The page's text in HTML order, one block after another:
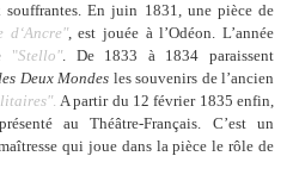
souffrantes. En juin 1831, une pièce de
d‘Ancre", est jouée à l’Odéon. L’année
"Stello". De 1833 à 1834 paraissent
Deux Mondes les souvenirs de l’ancien
. A partir du 12 février 1835 enfin,
au Théâtre-Français. C’est un
qui joue dans la pièce le rôle de